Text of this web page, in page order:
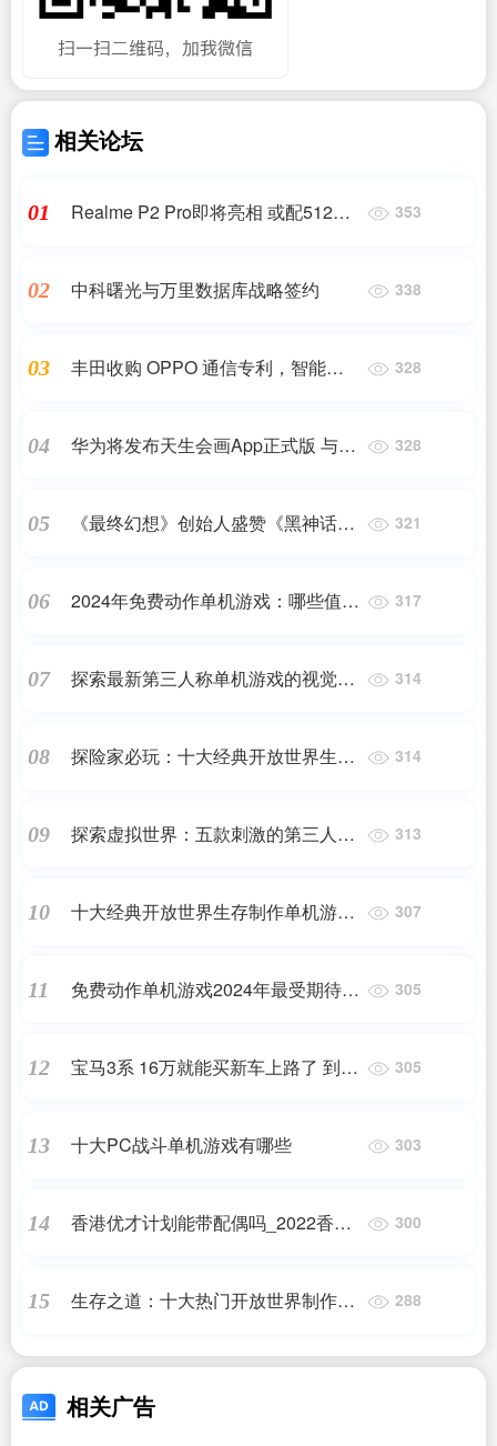
相关论坛
01
Realme P2 Pro即将亮相 或配512GB
353
02 中科曙光与万里数据库战略签约 338
03
丰田收购 OPPO 通信专利，智能网联
328
04
华为将发布天生会画App正式版 与新
328
05
《最终幻想》创始人盛赞《黑神话：
321
06
2024年免费动作单机游戏：哪些值得
317
07
探索最新第三人称单机游戏的视觉与
314
08
探险家必玩：十大经典开放世界生存
314
09
探索虚拟世界：五款刺激的第三人称
313
10
十大经典开放世界生存制作单机游戏
307
11
免费动作单机游戏2024年最受期待的
305
12
宝马3系 16万就能买新车上路了 到手
305
13 十大PC战斗单机游戏有哪些 303
14
香港优才计划能带配偶吗_2022香港
300
15
生存之道：十大热门开放世界制作单
288
相关广告